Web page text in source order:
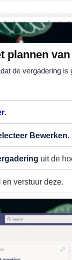
plannen
de vergadering
.
Bewerken.
uit de
en verstuur deze.